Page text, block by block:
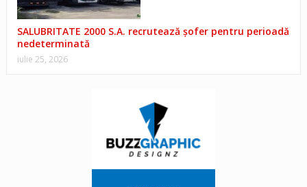
SALUBRITATE 2000 S.A. recrutează șofer pentru perioadă
nedeterminată
iulie 25, 2026